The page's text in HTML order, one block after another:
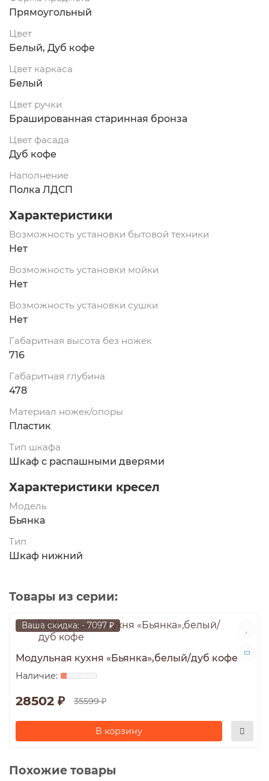
Прямоугольный
Цвет
Белый, Дуб кофе
Цвет каркаса
Белый
Цвет ручки
Брашированная старинная бронза
Цвет фасада
Дуб кофе
Наполнение
Полка ЛДСП
Характеристики
Возможность установки бытовой техники
Нет
Возможность установки мойки
Нет
Возможность установки сушки
Нет
Габаритная высота без ножек
716
Габаритная глубина
478
Материал ножек/опоры
Пластик
Тип шкафа
Шкаф с распашными дверями
Характеристики кресел
Модель
Бьянка
Тип
Шкаф нижний
Товары из серии:
Ваша скидка: - 7097 ₽
Модульная кухня «Бьянка»,белый/дуб кофе
28502 ₽ 35599 ₽
В корзину
Похожие товары